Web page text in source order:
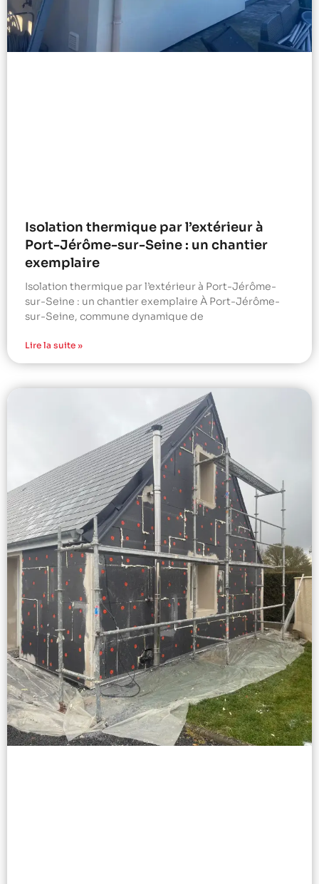
Isolation thermique par l’extérieur à
Port-Jérôme-sur-Seine : un chantier
exemplaire
Isolation thermique par l’extérieur à Port-Jérôme-
sur-Seine : un chantier exemplaire À Port-Jérôme-
sur-Seine, commune dynamique de
Lire la suite »